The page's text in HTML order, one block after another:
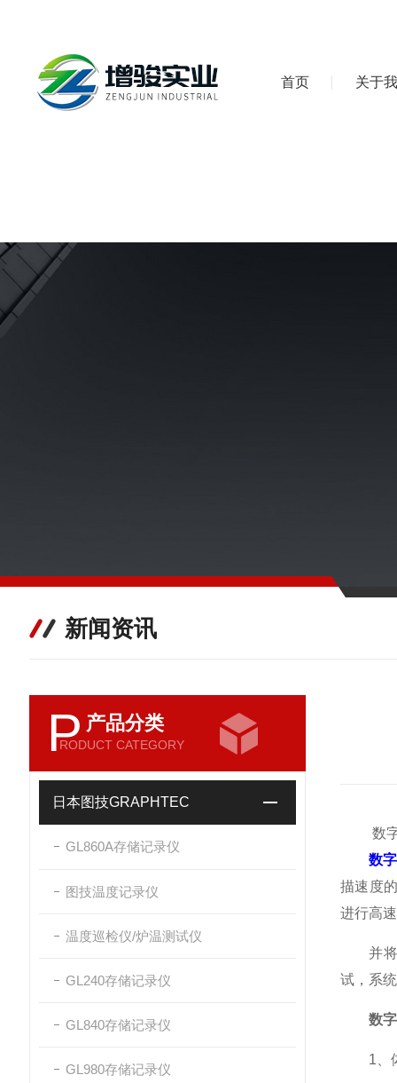
首页 关于
新闻资讯
P 产品分类
RODUCT CATEGORY
日本图技GRAPHTEC
GL860A存储记录仪
图技温度记录仪
温度巡检仪/炉温测试仪
GL240存储记录仪
GL840存储记录仪
GL980存储记录仪
数字
数
描速度
进行高
并将结
试，系
数
1、体